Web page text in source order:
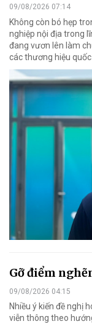
09/08/2026 07:14
Không còn bó hẹp
nghiệp nội địa trong
đang vươn lên làm
các thương hiệu quốc
Gỡ điểm
09/08/2026 04:15
Nhiều ý kiến đề nghị
viễn thông theo